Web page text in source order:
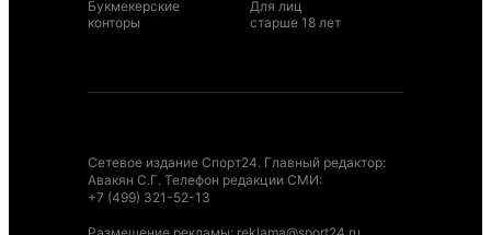
Букмекерские
конторы
Для лиц
старше 18 лет
Сетевое издание Спорт24. Главный редактор:
Авакян С.Г. Телефон редакции СМИ:
+7 (499) 321-52-13